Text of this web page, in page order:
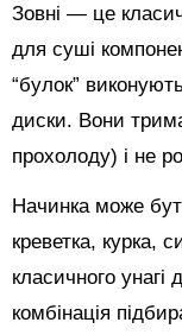
Зовні — це
для суші
“булок”
диски. Вони
прохолоду) і не
Начинка може
креветка, курка,
класичного унагі
комбінація